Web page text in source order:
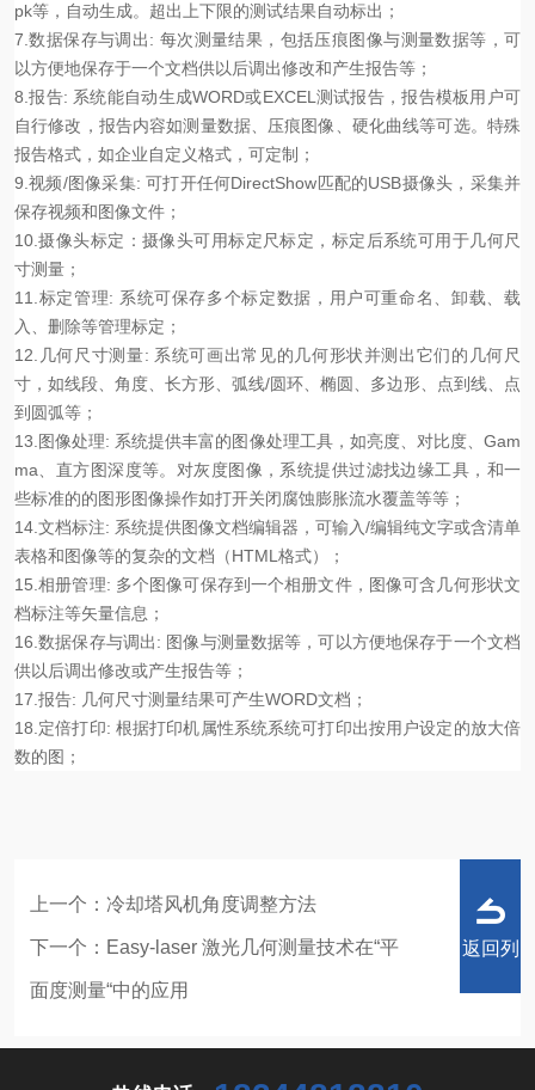
pk等，自动生成。超出上下限的测试结果自动标出；
7.数据保存与调出: 每次测量结果，包括压痕图像与测量数据等，可
以方便地保存于一个文档供以后调出修改和产生报告等；
8.报告: 系统能自动生成WORD或EXCEL测试报告，报告模板用户可
自行修改，报告内容如测量数据、压痕图像、硬化曲线等可选。特殊
报告格式，如企业自定义格式，可定制；
9.视频/图像采集: 可打开任何DirectShow匹配的USB摄像头，采集并
保存视频和图像文件；
10.摄像头标定：摄像头可用标定尺标定，标定后系统可用于几何尺
寸测量；
11.标定管理: 系统可保存多个标定数据，用户可重命名、卸载、载
入、删除等管理标定；
12.几何尺寸测量: 系统可画出常见的几何形状并测出它们的几何尺
寸，如线段、角度、长方形、弧线/圆环、椭圆、多边形、点到线、点
到圆弧等；
13.图像处理: 系统提供丰富的图像处理工具，如亮度、对比度、Gam
ma、直方图深度等。对灰度图像，系统提供过滤找边缘工具，和一
些标准的的图形图像操作如打开关闭腐蚀膨胀流水覆盖等等；
14.文档标注: 系统提供图像文档编辑器，可输入/编辑纯文字或含清单
表格和图像等的复杂的文档（HTML格式）；
15.相册管理: 多个图像可保存到一个相册文件，图像可含几何形状文
档标注等矢量信息；
16.数据保存与调出: 图像与测量数据等，可以方便地保存于一个文档
供以后调出修改或产生报告等；
17.报告: 几何尺寸测量结果可产生WORD文档；
18.定倍打印: 根据打印机属性系统系统可打印出按用户设定的放大倍
数的图；
上一个： 冷却塔风机角度调整方法
下一个： Easy-laser 激光几何测量技术在“平
面度测量“中的应用
返回列